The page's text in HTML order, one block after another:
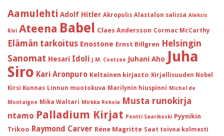
Aamulehti Adolf Hitler Akropolis Alastalon salissa Aleksis
Kivi Ateena Babel Claes Andersson Cormac McCarthy
Elämän tarkoitus Enostone Ernst Billgren Helsingin
Sanomat Hesari Idoli J.M. Coetzee Juhani Aho Juha
Siro Kari Aronpuro Keltainen kirjasto Kirjallisuuden Nobel
Kirsi Kunnas Linnun muotokuva Marilynin hiuspinni Michel de
Montaigne Mika Waltari Mirkka Rekola Musta runokirja
ntamo Palladium Kirjat Pentti Saarikoski Pyynikin
Trikoo Raymond Carver Réne Magritte Saat toivoa kolmesti